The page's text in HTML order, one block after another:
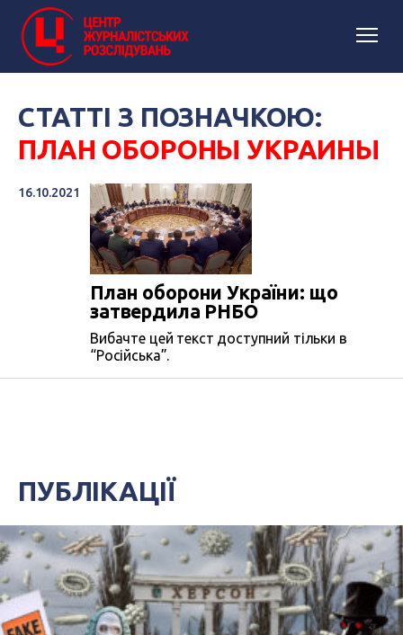
СТАТТІ З ПОЗНАЧКОЮ:
ПЛАН ОБОРОНЫ УКРАИНЫ
16.10.2021
План оборони України: що
затвердила РНБО
Вибачте цей текст доступний тільки в
“Російська”.
ПУБЛІКАЦІЇ